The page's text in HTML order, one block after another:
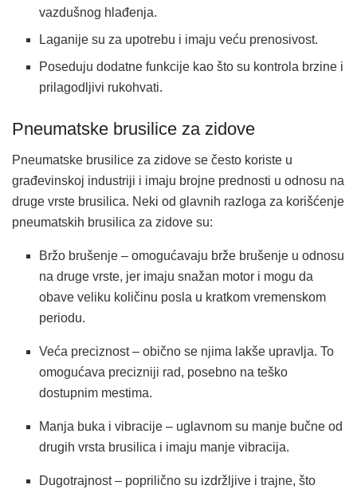
vazdušnog hlađenja.
Laganije su za upotrebu i imaju veću prenosivost.
Poseduju dodatne funkcije kao što su kontrola brzine i
prilagodljivi rukohvati.
Pneumatske brusilice za zidove
Pneumatske brusilice za zidove se često koriste u
građevinskoj industriji i imaju brojne prednosti u odnosu na
druge vrste brusilica. Neki od glavnih razloga za korišćenje
pneumatskih brusilica za zidove su:
Bržo brušenje – omogućavaju brže brušenje u odnosu
na druge vrste, jer imaju snažan motor i mogu da
obave veliku količinu posla u kratkom vremenskom
periodu.
Veća preciznost – obično se njima lakše upravlja. To
omogućava precizniji rad, posebno na teško
dostupnim mestima.
Manja buka i vibracije – uglavnom su manje bučne od
drugih vrsta brusilica i imaju manje vibracija.
Dugotrajnost – poprilično su izdržljive i trajne, što